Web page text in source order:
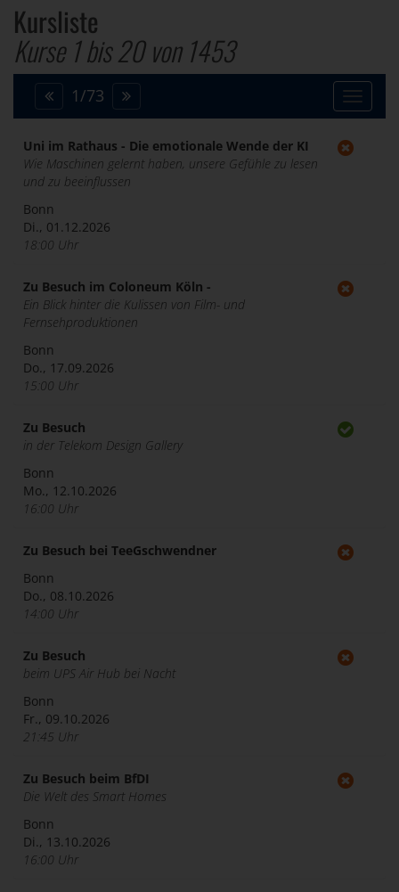
Kursliste
Kurse 1 bis20von 1453
Toggle
1/73
Uni im Rathaus - Die emotionale Wende der KI
Wie Maschinen gelernt haben, unsere Gefühle zu lesen
und zu beeinflussen
Bonn
Di., 01.12.2026
18:00 Uhr
Zu Besuch im Coloneum Köln -
Ein Blick hinter die Kulissen von Film- und
Fernsehproduktionen
Bonn
Do., 17.09.2026
15:00 Uhr
Zu Besuch
in der Telekom Design Gallery
Bonn
Mo., 12.10.2026
16:00 Uhr
Zu Besuch bei TeeGschwendner
Bonn
Do., 08.10.2026
14:00 Uhr
Zu Besuch
beim UPS Air Hub bei Nacht
Bonn
Fr., 09.10.2026
21:45 Uhr
Zu Besuch beim BfDI
Die Welt des Smart Homes
Bonn
Di., 13.10.2026
16:00 Uhr